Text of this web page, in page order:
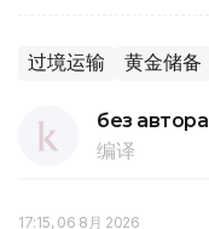
过境运输 黄金储备
без автора
编译
17:15, 06 8月 2026